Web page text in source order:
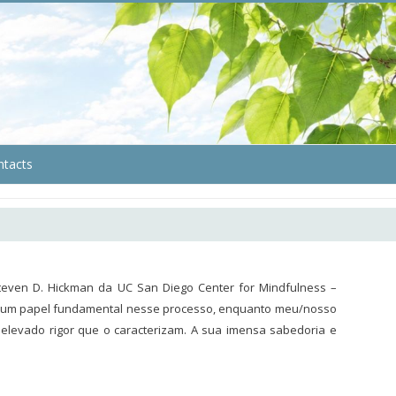
D. Hickman da UC San Diego Center for Mindfulness –
papel fundamental nesse processo, enquanto meu/nosso
rigor que o caracterizam. A sua imensa sabedoria e